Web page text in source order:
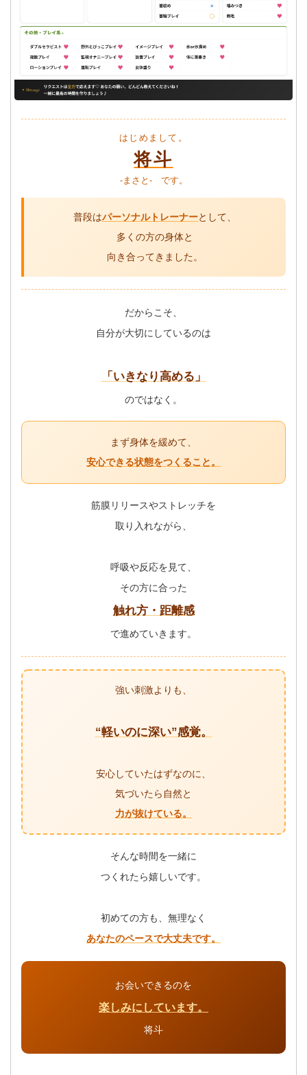
はじめまして。
将斗
-まさと- です。
普段はパーソナルトレーナーとして、
多くの方の身体と
向き合ってきました。
だからこそ、
自分が大切にしているのは
「いきなり高める」
のではなく。
まず身体を緩めて、
安心できる状態をつくること。
筋膜リリースやストレッチを
取り入れながら、
呼吸や反応を見て、
その方に合った
触れ方・距離感
で進めていきます。
強い刺激よりも、
“軽いのに深い”感覚。
安心していたはずなのに、
気づいたら自然と
力が抜けている。
そんな時間を一緒に
つくれたら嬉しいです。
初めての方も、無理なく
あなたのペースで大丈夫です。
お会いできるのを
楽しみにしています。
将斗